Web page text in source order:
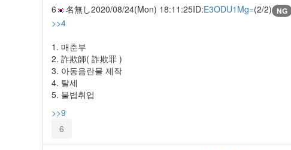
6 名無し2020/08/24(Mon) 18:11:25ID:E3ODU1Mg=(2/2) NG
>>4
1. 매춘부
2. 詐欺師( 詐欺罪 )
3. 아동음란물 제작
4. 탈세
5. 불법취업
>>9
6